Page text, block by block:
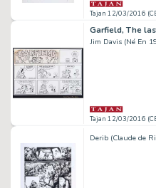
Tajan 12/03/2016
Garfield, The
Jim Davis (Né En
Tajan 12/03/2016
Derib (Claude de